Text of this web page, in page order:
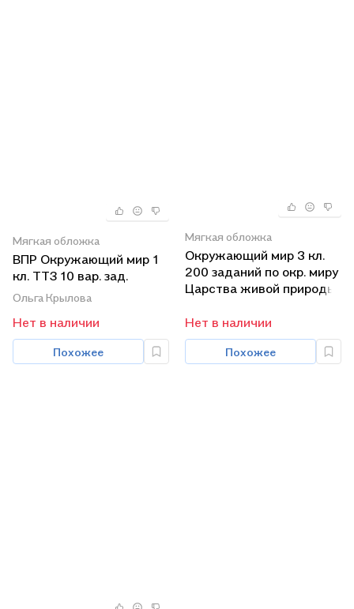
Мягкая обложка
ВПР Окружающий мир 1
кл. ТТЗ 10 вар. зад.
(мВПРНачШкТТЗ)
Крылова (ФГОС)
Ольга Крылова
Нет в наличии
Похожее
Мягкая обложка
Окружающий мир 3 кл.
200 заданий по окр. миру
Царства живой природы
Мошнина (ФГОС)
Нет в наличии
Похожее